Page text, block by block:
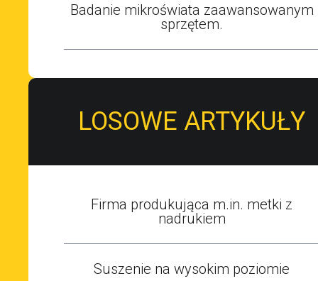
Badanie mikroświata zaawansowanym
sprzętem.
LOSOWE ARTYKUŁY
Firma produkująca m.in. metki z
nadrukiem
Suszenie na wysokim poziomie